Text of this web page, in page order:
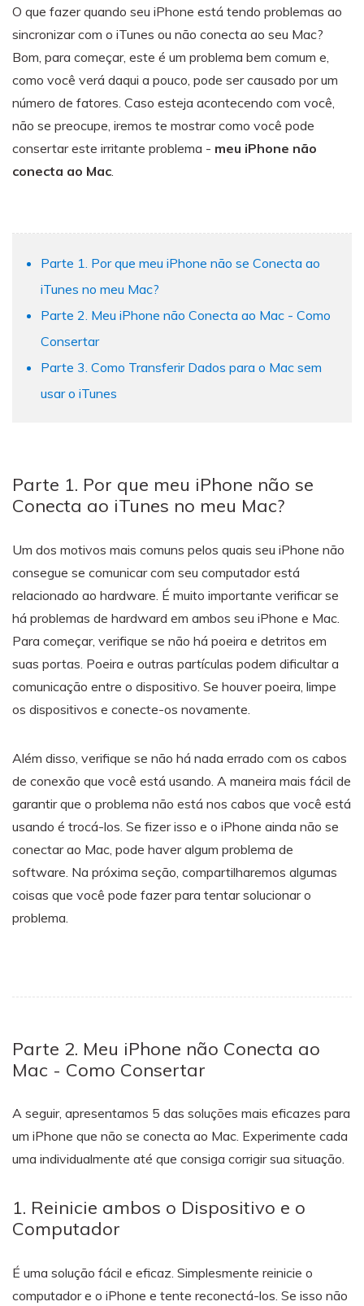
Fazer backup de até 18 tipos de dados e dados do
backups facilmente.
Recuperar visulização única de WhatsApp
Recupere todas as mídias de visulização única do
WhatsApp — fotos, vídeos e mensagens de voz.
Mutsapper
Business sem redefinição de fábrica.
MobileTrans App
Transferir dados do telefone, dados do
O que fazer quando seu iPhone está tendo problemas ao
sincronizar com o iTunes ou não conecta ao seu Mac?
Bom, para começar, este é um problema bem comum e,
como você verá daqui a pouco, pode ser causado por um
número de fatores. Caso esteja acontecendo com você,
não se preocupe, iremos te mostrar como você pode
consertar este irritante problema - meu iPhone não
conecta ao Mac
Parte 1. Por que meu iPhone não se Conecta ao
iTunes no meu Mac?
Parte 2. Meu iPhone não Conecta ao Mac - Como
Consertar
Parte 3. Como Transferir Dados para o Mac sem
usar o iTunes
Parte 1. Por que meu iPhone não se
Conecta ao iTunes no meu Mac?
Um dos motivos mais comuns pelos quais seu iPhone não
consegue se comunicar com seu computador está
relacionado ao hardware. É muito importante verificar se
há problemas de hardward em ambos seu iPhone e Mac.
Para começar, verifique se não há poeira e detritos em
suas portas. Poeira e outras partículas podem dificultar a
comunicação entre o dispositivo. Se houver poeira, limpe
os dispositivos e conecte-os novamente.
Além disso, verifique se não há nada errado com os cabos
de conexão que você está usando. A maneira mais fácil de
garantir que o problema não está nos cabos que você está
usando é trocá-los. Se fizer isso e o iPhone ainda não se
conectar ao Mac, pode haver algum problema de
software. Na próxima seção, compartilharemos algumas
coisas que você pode fazer para tentar solucionar o
problema.
Parte 2. Meu iPhone não Conecta ao
Mac - Como Consertar
A seguir, apresentamos 5 das soluções mais eficazes para
um iPhone que não se conecta ao Mac. Experimente cada
uma individualmente até que consiga corrigir sua situação.
1. Reinicie ambos o Dispositivo e o
Computador
É uma solução fácil e eficaz. Simplesmente reinicie o
computador e o iPhone e tente reconectá-los. Se isso não